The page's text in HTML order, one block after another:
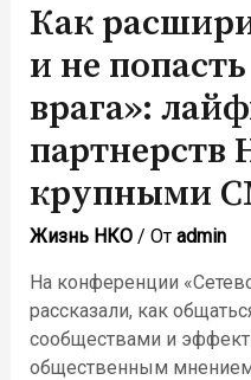
Как
и не
врага»:
партнерств
крупными
Жизнь НКО/ От admin
На конференции
рассказали, как
сообществами и
общественным